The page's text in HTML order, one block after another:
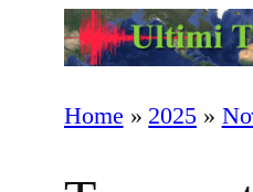
Home » 2025»